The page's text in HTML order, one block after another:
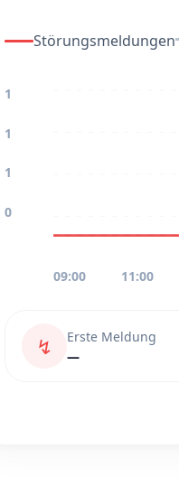
Störungsmeldungen
1
1
1
0
09:00 11:00
↯
Erste Meldung
—